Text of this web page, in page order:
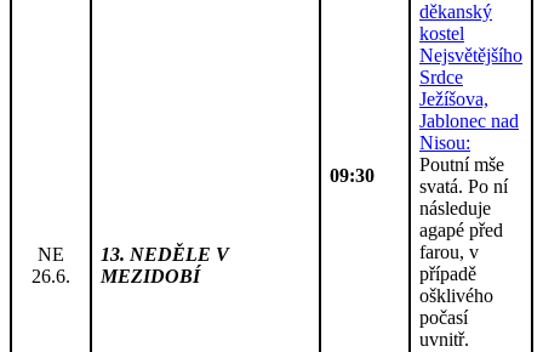
NE
26.6.
13. NEDĚLE V
MEZIDOBÍ
09:30
děkanský
kostel
Nejsvětějšího
Srdce
Ježíšova,
Jablonec nad
Nisou:
Poutní mše
svatá. Po ní
následuje
agapé před
farou, v
případě
ošklivého
počasí
uvnitř.